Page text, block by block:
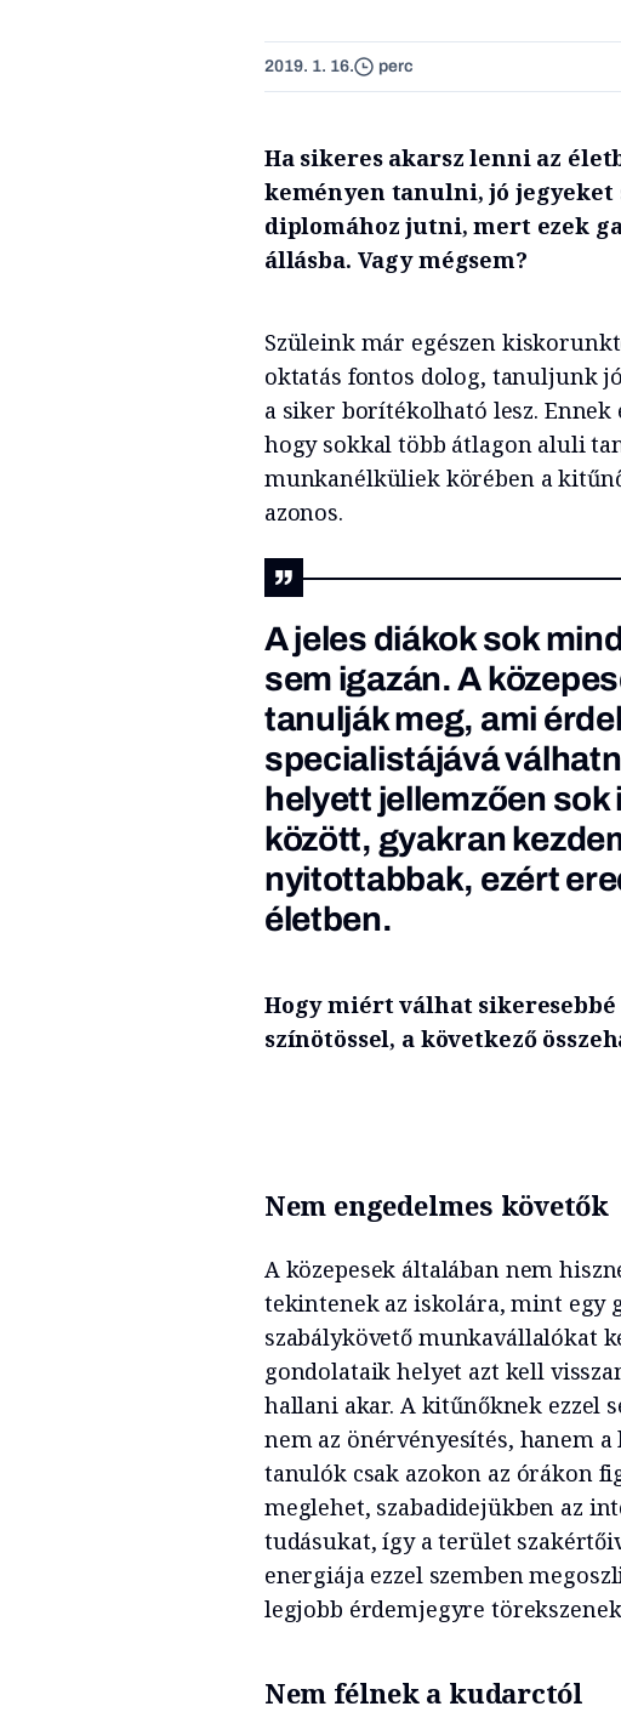
2019. 1. 16. perc
Ha sikeres akarsz lenni az
keményen tanulni, jó
diplomához jutni, mert ezek
állásba. Vagy mégsem?
Szüleink már egészen
oktatás fontos dolog, tanuljunk
a siker borítékolható lesz.
hogy sokkal több átlagon aluli
munkanélküliek körében a
azonos.
A jeles diákok sok
sem igazán. A
tanulják meg, ami
specialistájává
helyett jellemzően
között, gyakran
nyitottabbak, ezért
életben.
Hogy miért válhat
színötössel, a következő
Nem engedelmes követők
A közepesek általában nem
tekintenek az iskolára, mint egy
szabálykövető munkavállalókat
gondolataik helyet azt kell
hallani akar. A kitűnőknek ezzel
nem az önérvényesítés, hanem a
tanulók csak azokon az órákon
meglehet, szabadidejükben az
tudásukat, így a terület
energiája ezzel szemben
legjobb érdemjegyre
Nem félnek a kudarctól